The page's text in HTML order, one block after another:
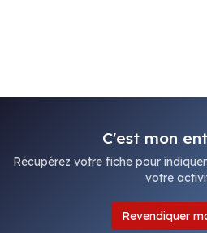
C'est mon
Récupérez votre fiche pour
votre
Revendiquer